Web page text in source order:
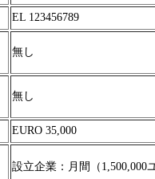
EL 123456789
無し
無し
EURO 35,000
設立企業：月間（ 1,500,000